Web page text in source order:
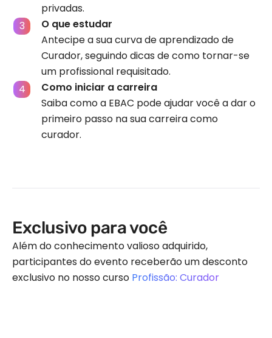
privadas.
O que estudar
Antecipe a sua curva de aprendizado de
Curador, seguindo dicas de como tornar-se
um profissional requisitado.
Como iniciar a carreira
Saiba como a EBAC pode ajudar você a dar o
primeiro passo na sua carreira como
curador.
Exclusivo para você
Além do conhecimento valioso adquirido,
participantes do evento receberão um desconto
exclusivo no nosso curso Profissão: Curador